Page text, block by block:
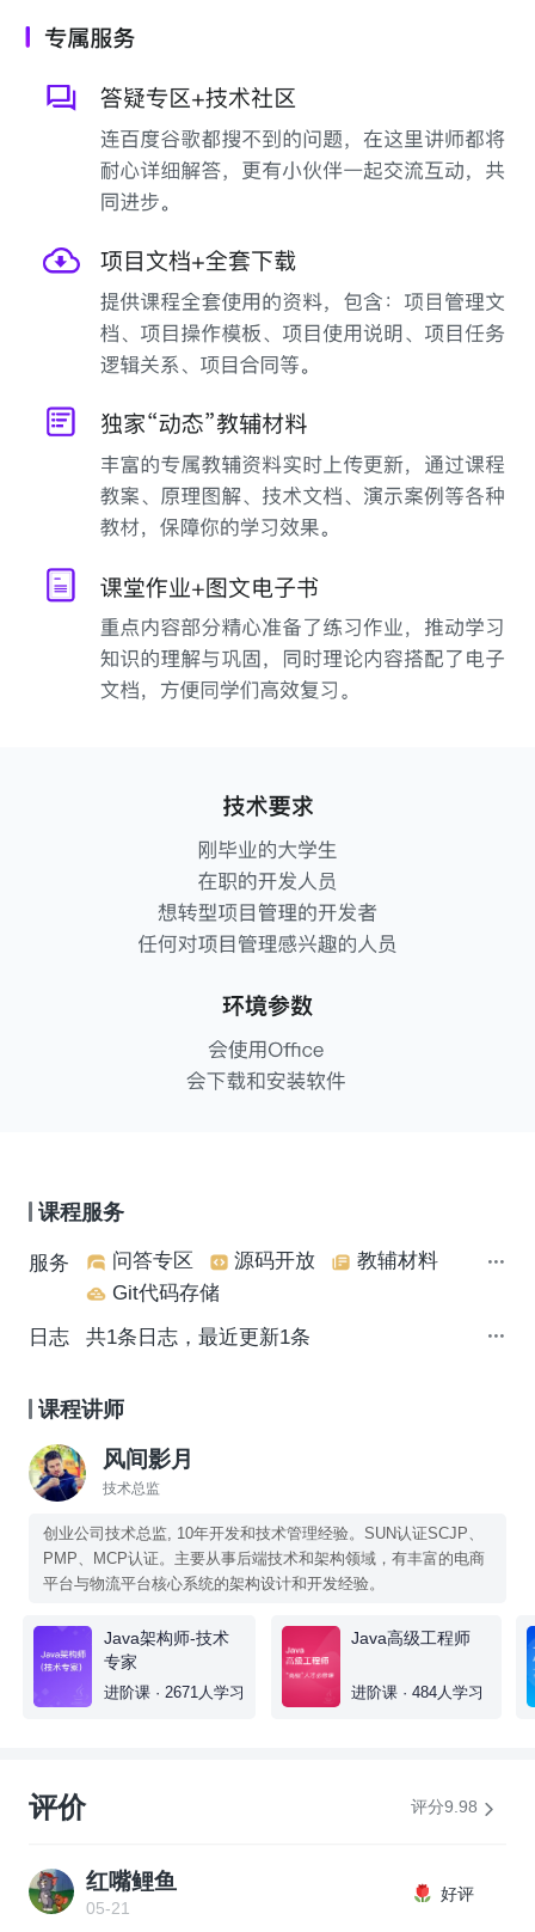
课程服务
服务 问答专区 源码开放
教辅材料
Git代码存储
日志
共1条日志，最近更新1条
课程讲师
风间影月
技术总监
创业公司技术总监, 10年开发和技术管理经验。SUN认证SCJP、
PMP、MCP认证。主要从事后端技术和架构领域，有丰富的电商
平台与物流平台核心系统的架构设计和开发经验。
Java架构师-技术
专家
进阶课 · 2671人学习
Java高级工程师
进阶课 · 484人学习
评价 评分9.98
红嘴鲤鱼
05-21
好评